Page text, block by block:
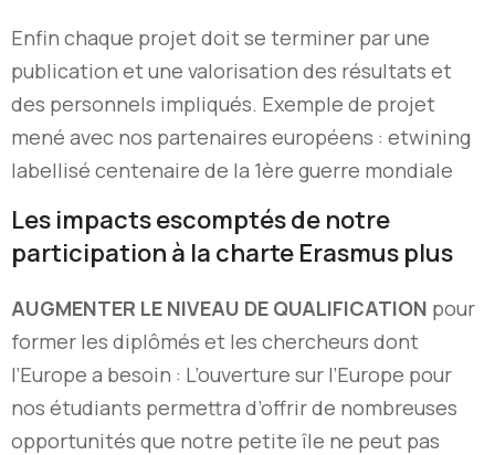
Enfin chaque projet doit se terminer par une
publication et une valorisation des résultats et
des personnels impliqués. Exemple de projet
mené avec nos partenaires européens : etwining
labellisé centenaire de la 1ère guerre mondiale
Les impacts escomptés de notre
participation à la charte Erasmus plus
AUGMENTER LE NIVEAU DE QUALIFICATION pour
former les diplômés et les chercheurs dont
l’Europe a besoin : L’ouverture sur l’Europe pour
nos étudiants permettra d’offrir de nombreuses
opportunités que notre petite île ne peut pas